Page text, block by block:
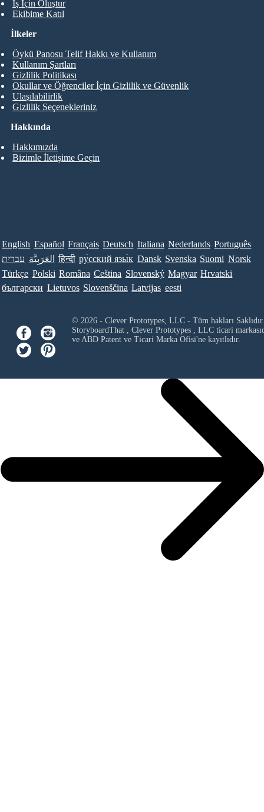
İş İçin Oluştur
Ekibime Katıl
Hakkında
Hakkımızda
Bizimle İletişime Geçin
İlkeler
Öykü Panosu Telif Hakkı ve Kullanım
Kullanım Şartları
Gizlilik Politikası
Okullar ve Öğrenciler İçin Gizlilik ve Güvenlik
Ulaşılabilirlik
Gizlilik Seçenekleriniz
English Español Français Deutsch Italiana Nederlands Português
עברית العَرَبِيَّة हिन्दी ру́сский язы́к Dansk Svenska Suomi Norsk
Türkçe Polski Româna Ceština Slovenský Magyar Hrvatski
български Lietuvos Slovenščina Latvijas eesti
© 2026 - Clever Prototypes, LLC - Tüm hakları Saklıdır.
StoryboardThat , Clever Prototypes , LLCticari
ve ABD Patent ve Ticari Marka Ofisi'ne kayıtlıdır.